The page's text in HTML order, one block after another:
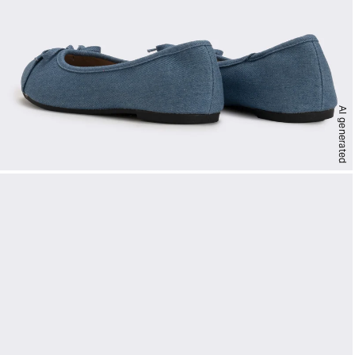
AI generated